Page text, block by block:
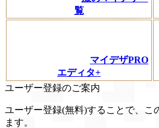
覧
マイデザPRO
エディタ+
ユーザー登録のご案内
ユーザー登録(無料)することで、こ
ます。